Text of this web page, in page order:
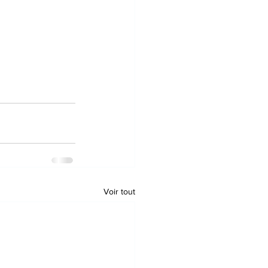
Voir tout